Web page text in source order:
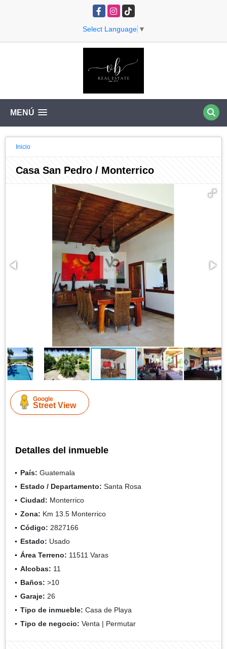
FacebookInstagram
TikTok
Select Language ▼
MENÚ
Inicio
Casa San Pedro / Monterrico
Google
Street View
Detalles del inmueble
País: Guatemala
Estado / Departamento: Santa Rosa
Ciudad: Monterrico
Zona: Km 13.5 Monterrico
Código: 2827166
Estado: Usado
Área Terreno: 11511 Varas
Alcobas: 11
Baños: >10
Garaje: 26
Tipo de inmueble: Casa de Playa
Tipo de negocio: Venta | Permutar